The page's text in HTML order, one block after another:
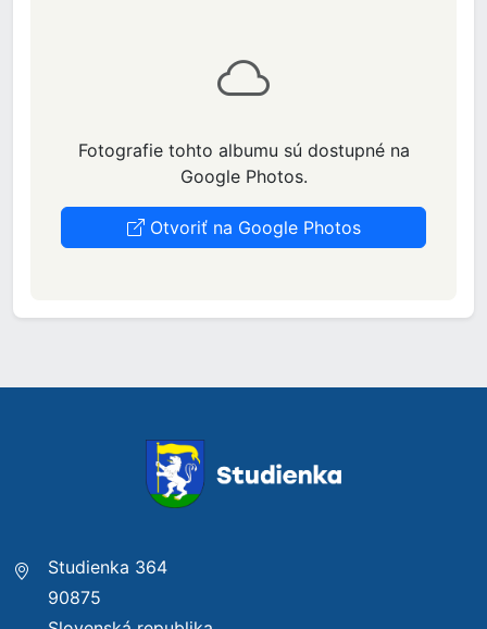
Fotografie tohto albumu sú dostupné na
Google Photos.
Otvoriť na Google Photos
Studienka 364
90875